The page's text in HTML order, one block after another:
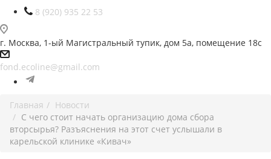
8 (920) 935 22 53
г. Москва, 1-ый Магистральный тупик, дом 5а, помещение 18с
fond.ecoline@gmail.com
Главная
Новости
С чего стоит начать организацию дома сбора
вторсырья? Разъяснения на этот счет услышали в
карельской клинике «Кивач»